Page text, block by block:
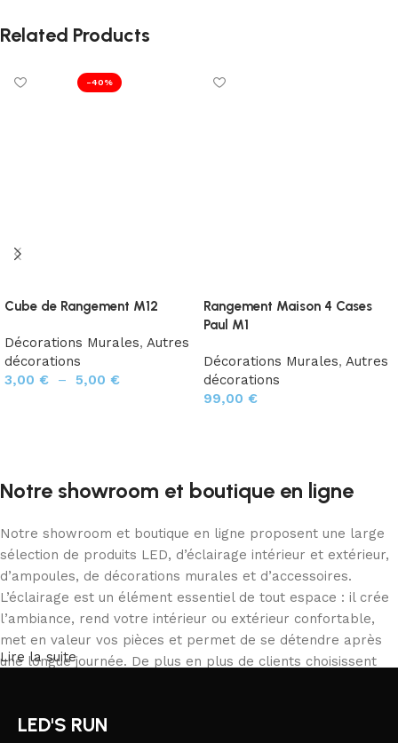
Related Products
-40%
Cube de Rangement M12
Décorations Murales, Autres
décorations
3,00 € – 5,00 €
Rangement Maison 4 Cases
Paul M1
Décorations Murales, Autres
décorations
99,00 €
Notre showroom et boutique en ligne
Notre showroom et boutique en ligne proposent une large
sélection de produits LED, d’éclairage intérieur et extérieur,
d’ampoules, de décorations murales et d’accessoires.
L’éclairage est un élément essentiel de tout espace : il crée
l’ambiance, rend votre intérieur ou extérieur confortable,
met en valeur vos pièces et permet de se détendre après
une longue journée. De plus en plus de clients choisissent
correspond à leurs besoins. Notre catalogue inclut des
Lire la suite
LED'S RUN